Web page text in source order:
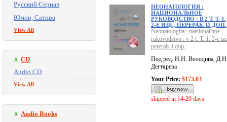
Русский Сериал
Юмор, Сатира
View All
CD
Audio CD
View All
Audio Books
НЕОНАТОЛОГИЯ :
НАЦИОНАЛЬНОЕ
РУКОВОДСТВО : В 2 Т. Т. 1.
2-Е ИЗД., ПЕРЕРАБ. И ДОП.
Neonatologiia : natsional'noe
rukovodstvo : v 2 t. T. 1. 2-e
pererab. i dop.
Под ред. Н.Н. Володина,
Дегтярева
Your Price: $173.03
shipped in 14-20 days